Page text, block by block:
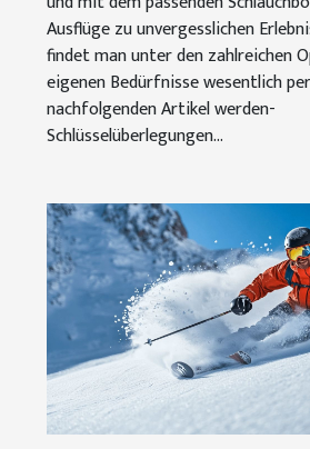
Ausflüge zu unvergesslichen
findet man unter den zahlreichen
eigenen Bedürfnisse wesentlich
nachfolgenden Artikel werden-
Schlüsselüberlegungen...